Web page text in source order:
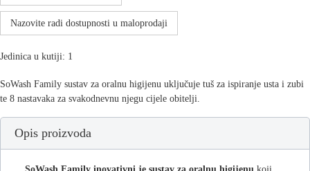
Nazovite radi dostupnosti u maloprodaji
Jedinica u kutiji: 1
SoWash Family sustav za oralnu higijenu uključuje tuš za ispiranje usta i zubi
te 8 nastavaka za svakodnevnu njegu cijele obitelji.
Opis proizvoda